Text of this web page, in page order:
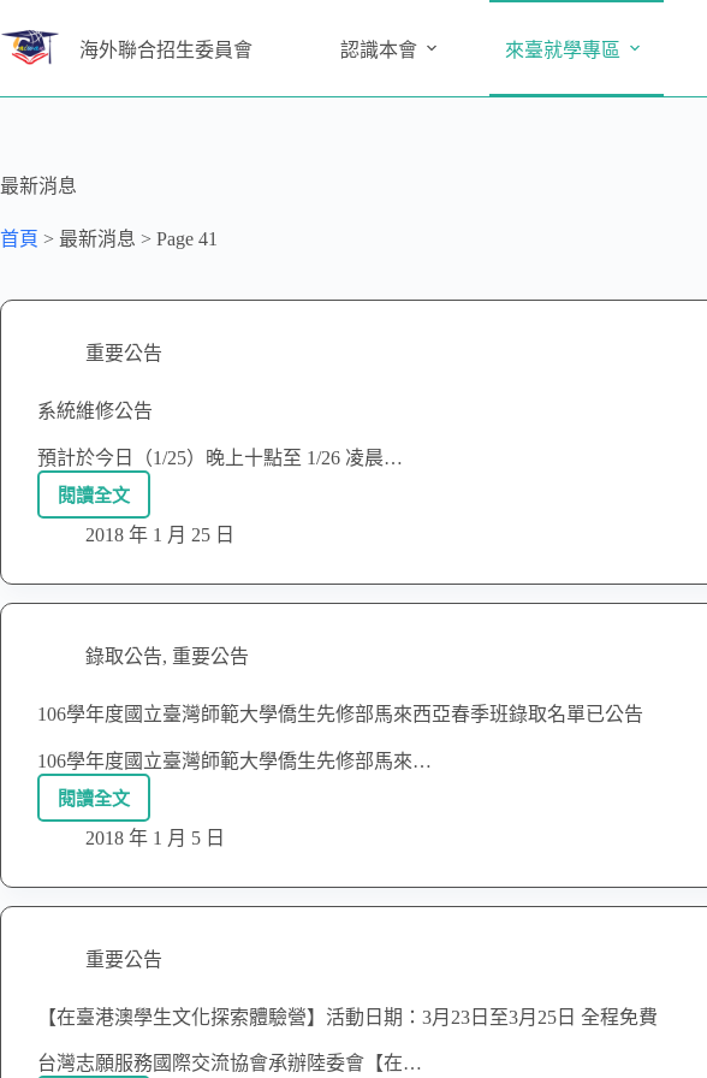
海外聯合招生委員會 認識本會 來臺就學專區
最新消息
首頁 > 最新消息 > Page 41
重要公告
系統維修公告
預計於今日（1/25）晚上十點至 1/26 凌晨…
閱讀全文
2018 年 1 月 25 日
錄取公告, 重要公告
106學年度國立臺灣師範大學僑生先修部馬來西亞春季班錄取名單已公告
106學年度國立臺灣師範大學僑生先修部馬來…
閱讀全文
2018 年 1 月 5 日
重要公告
【在臺港澳學生文化探索體驗營】活動日期：3月23日至3月25日 全程免費
台灣志願服務國際交流協會承辦陸委會【在…